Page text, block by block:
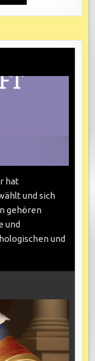
hat
und sich
gehören
und
und